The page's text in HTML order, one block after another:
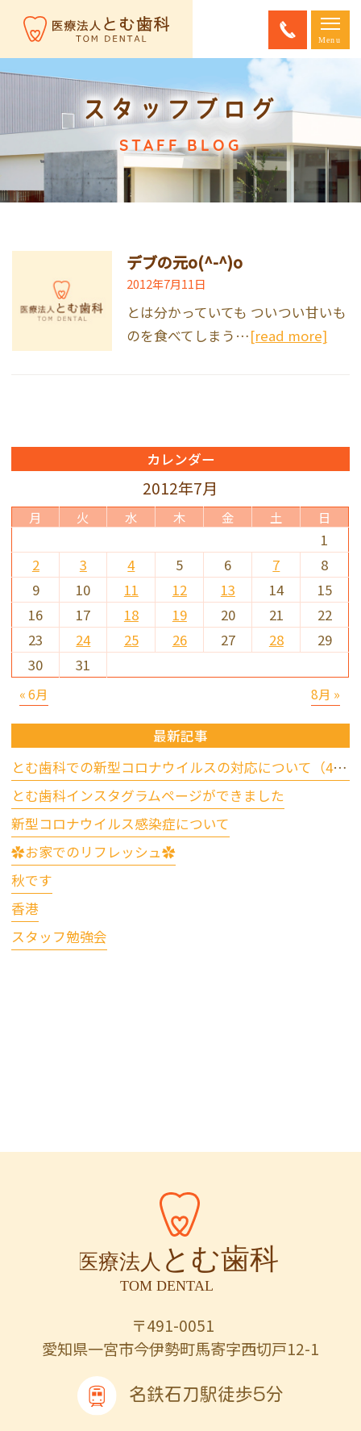
スタッフブログ
STAFF BLOG
デブの元o(^-^)o
2012年7月11日
とは分かっていても ついつい甘いも
のを食べてしまう…[read more]
カレンダー
2012年7月
月 火 水 木 金 土 日
« 6月 8月 »
1
2
3 4 5 6 7
8
9
10 11 12 13 14
15
16
17 18 19 20 21
22
23
24 25 26 27 28
29
30
31
最新記事
とむ歯科での新型コロナウイルスの対応について（4/17更新）
とむ歯科インスタグラムページができました
新型コロナウイルス感染症について
✿お家でのリフレッシュ✿
秋です
香港
スタッフ勉強会
〒491-0051
愛知県一宮市今伊勢町馬寄字西切戸12-1
名鉄石刀駅徒歩5分